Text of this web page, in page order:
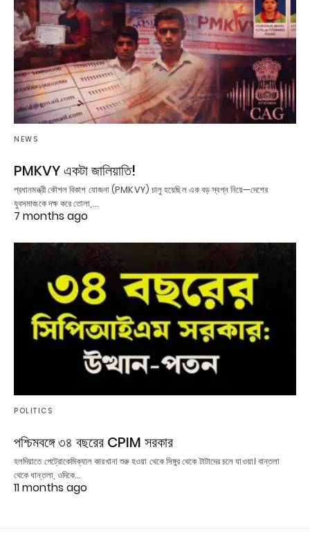
NEWS
PMKVY একটা জালিয়াতি!
প্রধানমন্ত্রী কৌশল বিকাশ যোজনা (PMKVY) চালু হয়েছিল এক বড় স্বপ্ন নিয়ে—দেশের
যুবসমাজকে দক্ষ করে তোলা,…
7 months ago
POLITICS
পশ্চিমবঙ্গে ৩৪ বছরের CPIM সরকার
হলদিয়াতে পেট্রোকেমিক্যাল কারখানা শুরু হওয়া থেকে সিঙ্গুর থেকে টাটাদের চলে যাওয়া। বান্তলা
থেকে ধান্তলা, ওদিকে…
11 months ago